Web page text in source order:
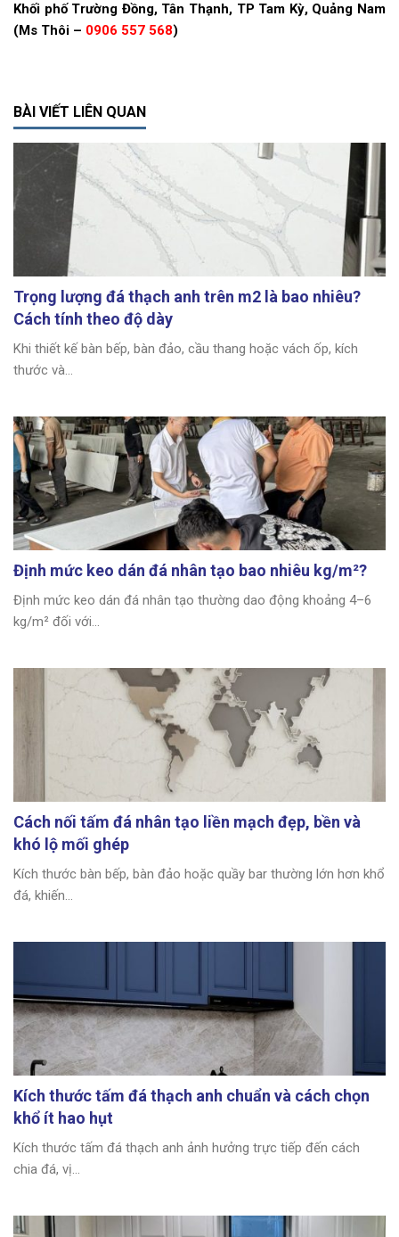
Khối phố Trường Đồng, Tân Thạnh, TP Tam Kỳ, Quảng Nam
(Ms Thôi – 0906 557 568)
BÀI VIẾT LIÊN QUAN
Trọng lượng đá thạch anh trên m2 là bao nhiêu?
Cách tính theo độ dày
Khi thiết kế bàn bếp, bàn đảo, cầu thang hoặc vách ốp, kích
thước và...
Định mức keo dán đá nhân tạo bao nhiêu kg/m²?
Định mức keo dán đá nhân tạo thường dao động khoảng 4–6
kg/m² đối với...
Cách nối tấm đá nhân tạo liền mạch đẹp, bền và
khó lộ mối ghép
Kích thước bàn bếp, bàn đảo hoặc quầy bar thường lớn hơn khổ
đá, khiến...
Kích thước tấm đá thạch anh chuẩn và cách chọn
khổ ít hao hụt
Kích thước tấm đá thạch anh ảnh hưởng trực tiếp đến cách
chia đá, vị...